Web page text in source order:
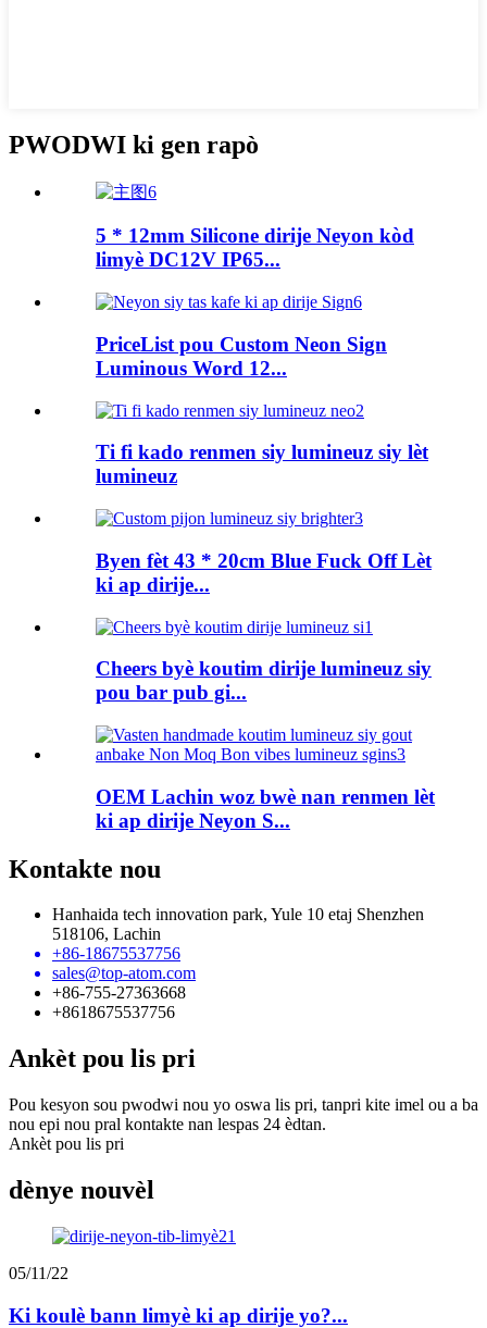
PWODWI ki gen rapò
5 * 12mm Silicone dirije Neyon kòd
limyè DC12V IP65...
PriceList pou Custom Neon Sign
Luminous Word 12...
Ti fi kado renmen siy lumineuz siy lèt
lumineuz
Byen fèt 43 * 20cm Blue Fuck Off Lèt
ki ap dirije...
Cheers byè koutim dirije lumineuz siy
pou bar pub gi...
OEM Lachin woz bwè nan renmen lèt
ki ap dirije Neyon S...
Kontakte nou
Hanhaida tech innovation park, Yule 10 etaj Shenzhen
518106, Lachin
+86-18675537756
sales@top-atom.com
+86-755-27363668
+8618675537756
Ankèt pou lis pri
Pou kesyon sou pwodwi nou yo oswa lis pri, tanpri kite imel ou a ba
nou epi nou pral kontakte nan lespas 24 èdtan.
Ankèt pou lis pri
dènye nouvèl
05/11/22
Ki koulè bann limyè ki ap dirije yo?...